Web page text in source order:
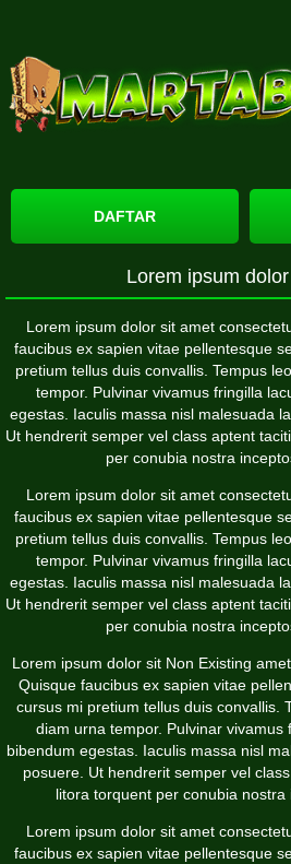
DAFTAR
Lorem ipsum
Lorem ipsum dolor sit amet
faucibus ex sapien vitae pellentesque
pretium tellus duis convallis. Tempus
tempor. Pulvinar vivamus fringilla
egestas. Iaculis massa nisl malesuada
Ut hendrerit semper vel class aptent
per conubia nostra
Lorem ipsum dolor sit amet
faucibus ex sapien vitae pellentesque
pretium tellus duis convallis. Tempus
tempor. Pulvinar vivamus fringilla
egestas. Iaculis massa nisl malesuada
Ut hendrerit semper vel class aptent
per conubia nostra
Lorem ipsum dolor sit Non Existing
Quisque faucibus ex sapien vitae
cursus mi pretium tellus duis convallis.
diam urna tempor. Pulvinar vivamus
bibendum egestas. Iaculis massa nisl
posuere. Ut hendrerit semper vel
litora torquent per conubia nostra
Lorem ipsum dolor sit amet
faucibus ex sapien vitae pellentesque